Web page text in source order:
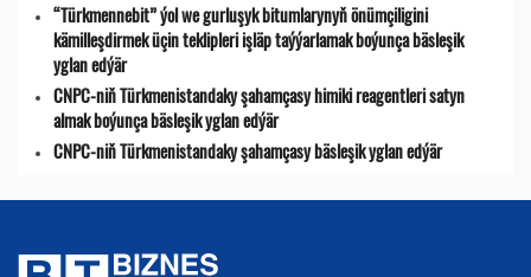
“Türkmennebit” ýol we gurluşyk bitumlarynyň önümçiligini
kämilleşdirmek üçin teklipleri işläp taýýarlamak boýunça bäsleşik
yglan edýär
CNPC-niň Türkmenistandaky şahamçasy himiki reagentleri satyn
almak boýunça bäsleşik yglan edýär
CNPC-niň Türkmenistandaky şahamçasy bäsleşik yglan edýär